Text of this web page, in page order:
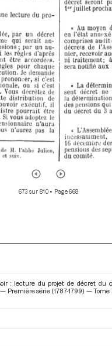
673 sur 810• Page 668
: lecture du projet de décret du
série (1787-1799) — Tome